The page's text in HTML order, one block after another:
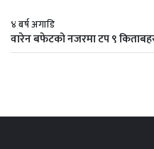
४ बर्ष अगाडि
वारेन बफेटको नजरमा टप ९